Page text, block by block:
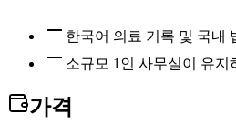
한국어 의료 기록 및 국내
소규모 1인 사무실이 유
가격